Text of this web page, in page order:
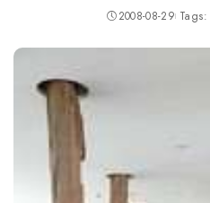
2008-08-29 Tags: